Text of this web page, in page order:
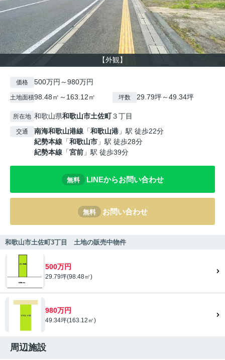
【外観】
価格 500万円～980万円
土地面積98.48㎡～163.12㎡ 坪数 29.79坪～49.34坪
所在地 和歌山県和歌山市土佐町３丁目
交通 南海和歌山港線 「和歌山港 」駅 徒歩22分
紀勢本線 「和歌山市 」駅 徒歩28分
紀勢本線 「宮前 」駅 徒歩39分
無料 LINEからお問い合わせ
無料 お問い合わせ
和歌山市土佐町3丁目 土地の販売中物件
500万円
29.79坪(98.48㎡)
980万円
49.34坪(163.12㎡)
周辺施設